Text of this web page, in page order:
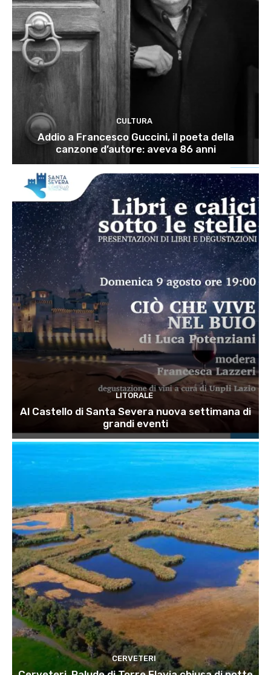
CULTURA
Addio a Francesco Guccini, il poeta della
canzone d’autore: aveva 86 anni
LITORALE
Al Castello di Santa Severa nuova settimana di
grandi eventi
CERVETERI